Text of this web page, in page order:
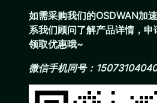
如需采购我们的OSDWAN加
系我们顾问了解产品详情，
领取优惠哦~
微信手机同号：15073104040